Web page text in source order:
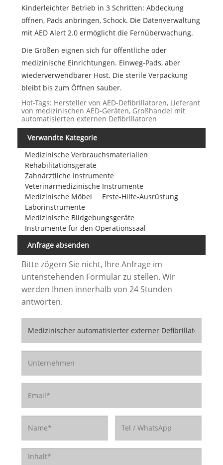
Kinderleichter Betrieb in 3 Schritten: Abdeckung
öffnen, Pads anbringen, Schock. Die Datenverwaltung
mit AED Alert 2.0 ermöglicht die Fernüberwachung.
Die Größen eignen sich für öffentliche oder
medizinische Einrichtungen. Einweg-Pads, aber
wiederverwendbarer Host. Die sterile Verpackung
bleibt bis zum Öffnen sauber.
Hot-Tags: Hersteller von AED-Defibrillatoren, Lieferant
von medizinischen AED-Geräten, Großhandel mit
automatisierten externen Defibrillatoren
Verwandte Kategorie
Medizinische Verbrauchsmaterialien
Rehabilitationsgeräte
Zahnärztliche Instrumente
Veterinärmedizinische Instrumente
Medizinische Möbel
Erste-Hilfe-Ausrüstung
Laborinstrumente
Medizinische Bildgebungsgeräte
Instrumente für den Operationssaal
Anfrage absenden
Bitte zögern Sie nicht, Ihre Anfrage im
untenstehenden Formular zu stellen. Wir
werden Ihnen innerhalb von 24 Stunden
antworten.